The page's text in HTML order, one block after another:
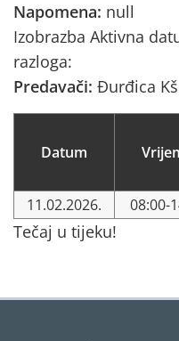
Napomena: null
Izobrazba Aktivna
razloga:
Predavači: Đurđica
Datum
11.02.2026. 08:00-
Tečaj u tijeku!